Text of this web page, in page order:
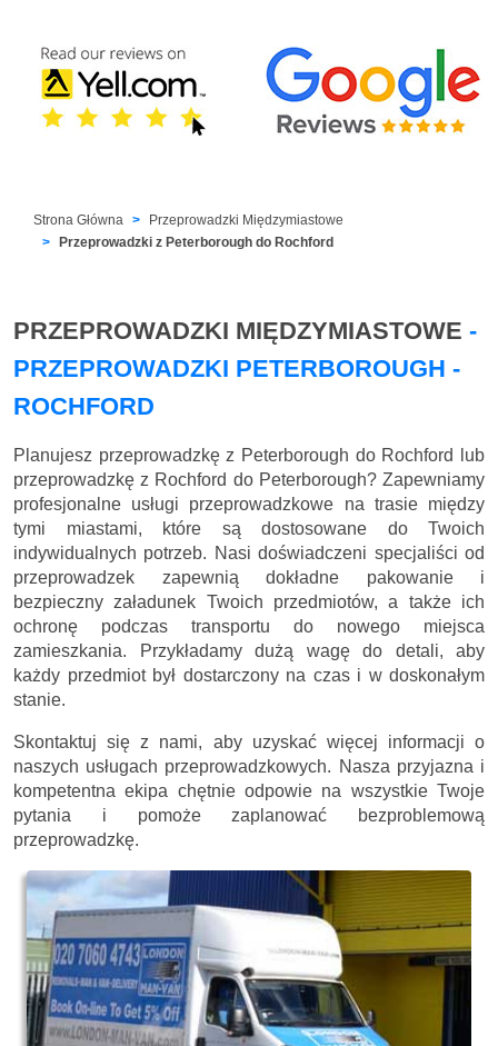
Strona Główna
Przeprowadzki Międzymiastowe
Przeprowadzki z Peterborough do Rochford
PRZEPROWADZKI MIĘDZYMIASTOWE -
PRZEPROWADZKI PETERBOROUGH -
ROCHFORD
Planujesz przeprowadzkę z Peterborough do Rochford lub
przeprowadzkę z Rochford do Peterborough? Zapewniamy
profesjonalne usługi przeprowadzkowe na trasie między
tymi miastami, które są dostosowane do Twoich
indywidualnych potrzeb. Nasi doświadczeni specjaliści od
przeprowadzek zapewnią dokładne pakowanie i
bezpieczny załadunek Twoich przedmiotów, a także ich
ochronę podczas transportu do nowego miejsca
zamieszkania. Przykładamy dużą wagę do detali, aby
każdy przedmiot był dostarczony na czas i w doskonałym
stanie.
Skontaktuj się z nami, aby uzyskać więcej informacji o
naszych usługach przeprowadzkowych. Nasza przyjazna i
kompetentna ekipa chętnie odpowie na wszystkie Twoje
pytania i pomoże zaplanować bezproblemową
przeprowadzkę.